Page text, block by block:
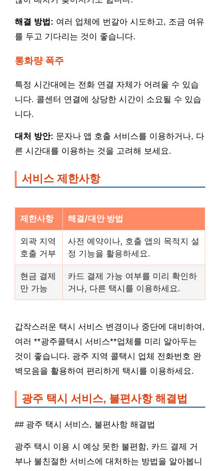
해결 방법: 여러 업체에 번갈아 시도하고, 조금 여유
를 두고 기다리는 것이 좋습니다.
통화량 폭주
특정 시간대에는 전화 연결 자체가 어려울 수 있습
니다. 콜센터 연결에 상당한 시간이 소요될 수 있습
니다.
대처 방안: 문자나 앱 호출 서비스를 이용하거나, 다
른 시간대를 이용하는 것을 고려해 보세요.
서비스 제한사항
제한사항 해결/대안 방법
외곽 지역
호출 거부
사전 예약이나, 호출 앱의 목적지 설
정 기능을 활용하세요.
현금 결제
만 가능
카드 결제 가능 여부를 미리 확인하
거나, 다른 택시를 이용하세요.
갑작스러운 택시 서비스 변경이나 중단에 대비하여,
여러 **광주콜택시 서비스**업체를 미리 알아두는
것이 좋습니다. 광주 지역 콜택시 업체 전화번호 완
벽모음을 활용하여 편리하게 택시를 이용하세요.
광주 택시 서비스, 불편사항 해결법
## 광주 택시 서비스, 불편사항 해결법
광주 택시 이용 시 예상 못한 불편함, 카드 결제 거
부나 불친절한 서비스에 대처하는 방법을 알아봅니